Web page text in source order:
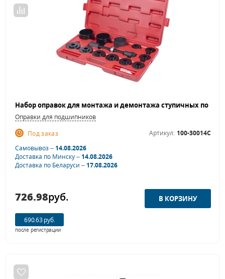
Оправки для подшипников
Под заказ
Артикул: 100-30014C
Самовывоз –14.08.2026
Доставка по Минску –14.08.2026
Доставка по Беларуси –17.08.2026
726.98руб.
690.63 руб.
после регистрации